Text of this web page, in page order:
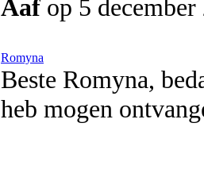
Aaf op 5 december
Romyna
Beste Romyna,
heb mogen